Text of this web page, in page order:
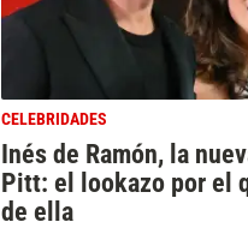
CELEBRIDADES
Inés de Ramón, la
Pitt: el lookazo por el
de ella